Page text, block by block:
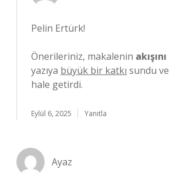
Pelin Ertürk!
Önerileriniz, makalenin akışını
yazıya büyük bir katkı sundu ve
hale getirdi.
Eylül 6, 2025 Yanıtla
Ayaz